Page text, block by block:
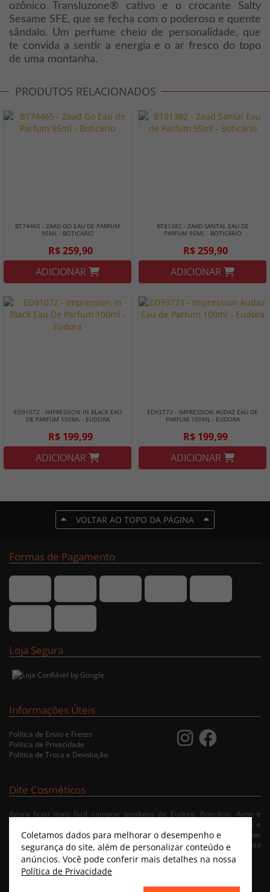
ozônico Transluzone® cativo e o crocante Salty
Sesame SFE, que se fecha com o poderoso e quente
sândalo. Um perfume cheio de personalidade, que
te convida a sentir a energia e o ar fresco do topo
de uma montanha.
PRODUTOS RELACIONADOS
BT74465 - ZAAD GO EAU DE PARFUM
95ML - BOTICÁRIO
R$ 259,90
ADICIONAR
BT81382 - ZAAD SANTAL EAU DE
PARFUM 95ML - BOTICÁRIO
R$ 259,90
ADICIONAR
ED91072 - IMPRESSION IN BLACK EAU
DE PARFUM 100ML - EUDORA
R$ 199,99
ADICIONAR
ED93773 - IMPRESSION AUDAZ EAU DE
PARFUM 100ML - EUDORA
R$ 199,99
ADICIONAR
VOLTAR AO TOPO DA PÁGINA
Formas de Pagamento
Loja Segura
Informações Úteis
Política de Envio e Fretes
Política de Privacidade
Política de Troca e Devolução
Dite Cosméticos
Agora ficou mais fácil comprar produtos da Eudora, Boticário, Avon e
Jequiti nas cidades de Recife/PE, Olinda/PE, Paulista/PE, Abreu e Lima/PE e
Jaboatão/PE. A nossa loja virtual possibilita ao usuário navegar, selecionar
e fazer pedido de Delivery no conforto da sua residência. Consulte nossa
condições de entrega.
Coletamos dados para melhorar o desempenho e
segurança do site, além de personalizar conteúdo e
anúncios. Você pode conferir mais detalhes na nossa
Política de Privacidade